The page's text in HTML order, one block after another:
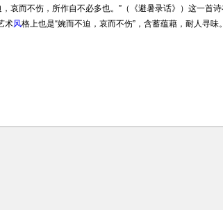
而不伤，所作自不必多也。”（《避暑录话》）这一首诗
术风格上也是“婉而不迫，哀而不伤”，含蓄蕴藉，耐人寻味。